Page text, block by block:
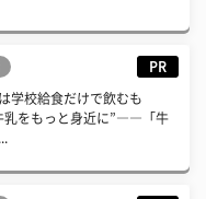
PR
学校給食だけで飲むも
をもっと身近に”――「牛